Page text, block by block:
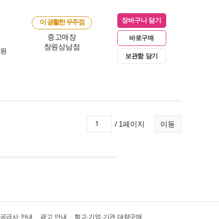
이 광활한 우주점
중고매장
창원상남점
장바구니 담기
바로구매
보관함 담기
이동
/ 1페이지
급사 안내 광고 안내 학교·기업·기관 대량구매